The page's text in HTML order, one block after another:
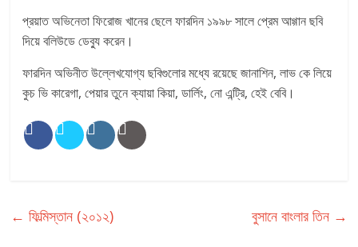
প্রয়াত অভিনেতা ফিরোজ খানের ছেলে ফারদিন ১৯৯৮ সালে প্রেম আগ্গান ছবি
দিয়ে বলিউডে ডেব্যু করেন।
ফারদিন অভিনীত উল্লেখযোগ্য ছবিগুলোর মধ্যে রয়েছে জানাশিন, লাভ কে লিয়ে
কুচ ভি কারেগা, পেয়ার তুনে ক্যায়া কিয়া, ডার্লিং, নো এন্ট্রি, হেই বেবি।
← ফিল্মিস্তান (২০১২) বুসানে বাংলার তিন →